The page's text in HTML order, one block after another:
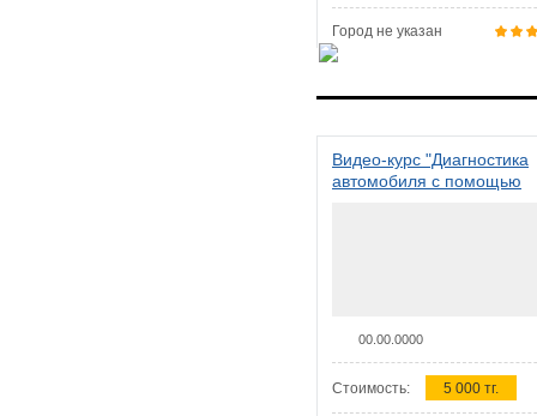
Город не указан
Видео-курс "Диагностика
автомобиля с помощью
00.00.0000
Стоимость: 5 000 тг.